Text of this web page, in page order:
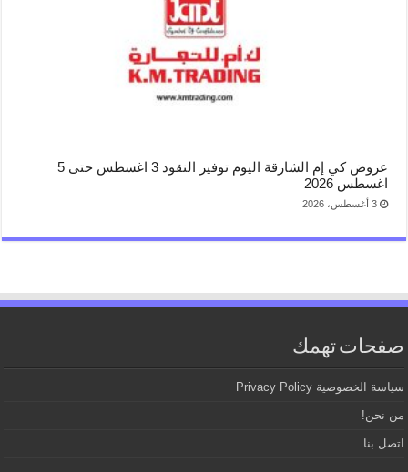
عروض كي إم الشارقة اليوم توفير النقود 3 اغسطس حتى 5
اغسطس 2026
3 أغسطس، 2026
صفحات تهمك
سياسة الخصوصية Privacy Policy
من نحن!
اتصل بنا